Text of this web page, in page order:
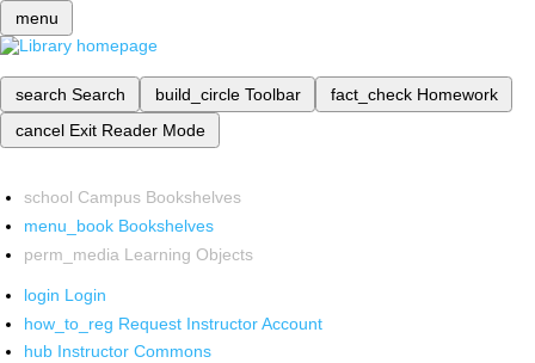
menu
search Search build_circle Toolbar fact_check Homework
cancel Exit Reader Mode
school Campus Bookshelves
menu_book Bookshelves
perm_media Learning Objects
login Login
how_to_reg Request Instructor Account
hub Instructor Commons